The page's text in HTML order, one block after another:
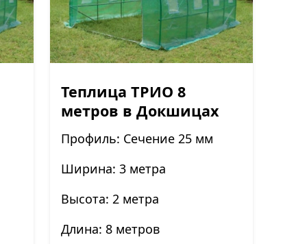
Теплица ТРИО 8
метров в Докшицах
Профиль: Сечение 25 мм
Ширина: 3 метра
Высота: 2 метра
Длина: 8 метров